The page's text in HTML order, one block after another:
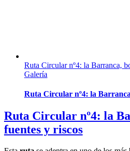
Ruta Circular nº4: la Barranca,
Galería
Ruta Circular nº4: la
Ruta Circular nº4: la
fuentes y riscos